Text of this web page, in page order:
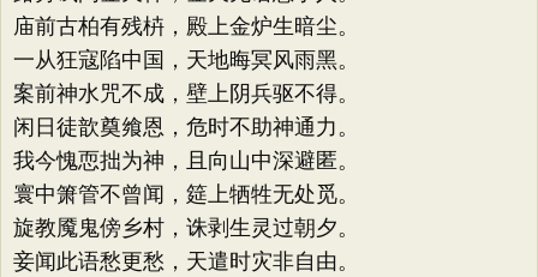
庙前古柏有残枿，殿上金炉生暗尘。
一从狂寇陷中国，天地晦冥风雨黑。
案前神水咒不成，壁上阴兵驱不得。
闲日徒歆奠飨恩，危时不助神通力。
我今愧恧拙为神，且向山中深避匿。
寰中箫管不曾闻，筵上牺牲无处觅。
旋教魇鬼傍乡村，诛剥生灵过朝夕。
妾闻此语愁更愁，天遣时灾非自由。